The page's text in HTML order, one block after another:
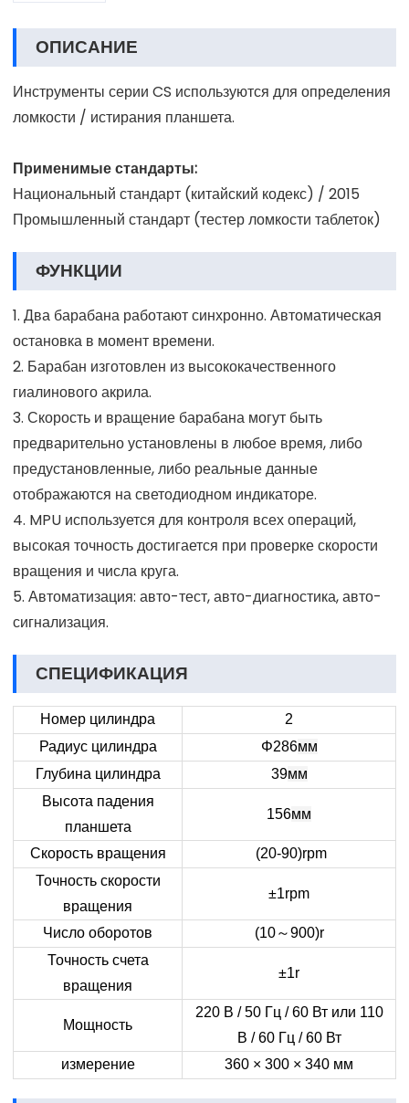
ОПИСАНИЕ
Инструменты серии CS используются для определения
ломкости / истирания планшета.
Применимые стандарты:
Национальный стандарт (китайский кодекс) / 2015
Промышленный стандарт (тестер ломкости таблеток)
ФУНКЦИИ
1. Два барабана работают синхронно. Автоматическая
остановка в момент времени.
2. Барабан изготовлен из высококачественного
гиалинового акрила.
3. Скорость и вращение барабана могут быть
предварительно установлены в любое время, либо
предустановленные, либо реальные данные
отображаются на светодиодном индикаторе.
4. MPU используется для контроля всех операций,
высокая точность достигается при проверке скорости
вращения и числа круга.
5. Автоматизация: авто-тест, авто-диагностика, авто-
сигнализация.
СПЕЦИФИКАЦИЯ
Номер цилиндра
2
Радиус цилиндра
Φ286мм
Глубина цилиндра
39мм
Высота падения
планшета
156мм
Скорость вращения
(20-90)rpm
Точность скорости
вращения
±1rpm
Число оборотов (10～900)r
Точность счета
вращения
±1r
Мощность
220 В / 50 Гц / 60 Вт или 110
В / 60 Гц / 60 Вт
измерение
360 × 300 × 340 мм